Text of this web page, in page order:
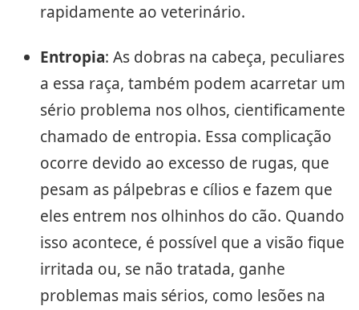
rapidamente ao veterinário.
Entropia: As dobras na cabeça, peculiares
a essa raça, também podem acarretar um
sério problema nos olhos, cientificamente
chamado de entropia. Essa complicação
ocorre devido ao excesso de rugas, que
pesam as pálpebras e cílios e fazem que
eles entrem nos olhinhos do cão. Quando
isso acontece, é possível que a visão fique
irritada ou, se não tratada, ganhe
problemas mais sérios, como lesões na